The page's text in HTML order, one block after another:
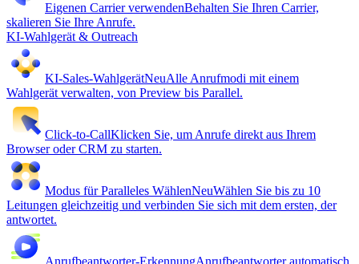
Eigenen Carrier verwendenBehalten Sie Ihren Carrier,
skalieren Sie Ihre Anrufe.
KI-Wahlgerät & Outreach
KI-Sales-WahlgerätNeuAlle Anrufmodi mit einem
Wahlgerät verwalten, von Preview bis Parallel.
Click-to-CallKlicken Sie, um Anrufe direkt aus Ihrem
Browser oder CRM zu starten.
Modus für Paralleles WählenNeuWählen Sie bis zu 10
Leitungen gleichzeitig und verbinden Sie sich mit dem ersten, der
antwortet.
Anrufbeantworter-ErkennungAnrufbeantworter automatisch